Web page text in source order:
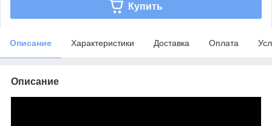
Купить
Описание Характеристики Доставка Оплата
Описание